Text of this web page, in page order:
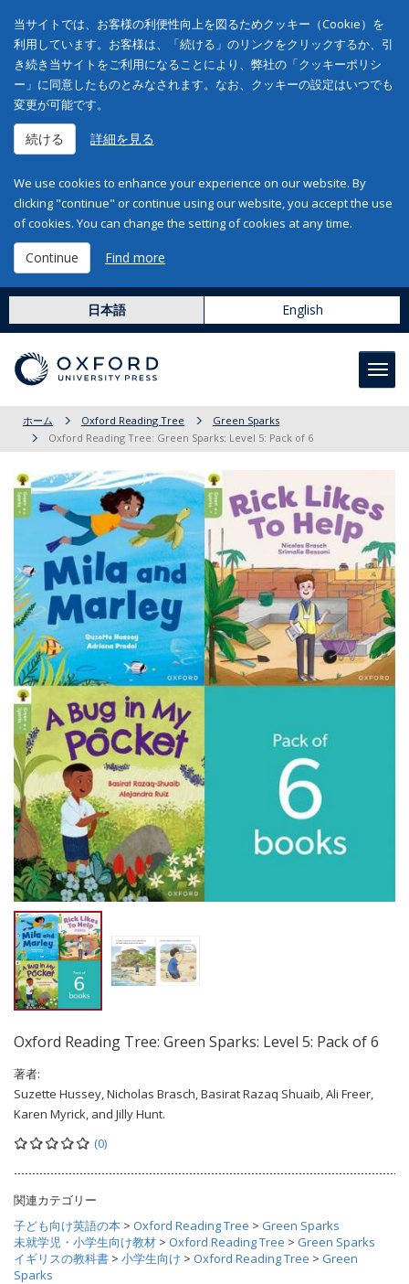
当サイトでは、お客様の利便性向上を図るためクッキー（Cookie）を
利用しています。お客様は、「続ける」のリンクをクリックするか、引
き続き当サイトをご利用になることにより、弊社の「クッキーポリシ
ー」に同意したものとみなされます。なお、クッキーの設定はいつでも
変更が可能です。
続ける 詳細を見る
We use cookies to enhance your experience on our website. By
clicking "continue" or continue using our website, you accept the use
of cookies. You can change the setting of cookies at any time.
Continue Find more
日本語 English
ホーム Oxford Reading Tree
Green Sparks
Oxford Reading Tree: Green Sparks: Level 5: Pack of 6
Oxford Reading Tree: Green Sparks: Level 5: Pack of 6
著者:
Suzette Hussey, Nicholas Brasch, Basirat Razaq Shuaib, Ali Freer,
Karen Myrick, and Jilly Hunt.
(0)
関連カテゴリー
子ども向け英語の本 > Oxford Reading Tree > Green Sparks
未就学児・小学生向け教材 > Oxford Reading Tree > Green Sparks
イギリスの教科書 > 小学生向け > Oxford Reading Tree > Green
Sparks